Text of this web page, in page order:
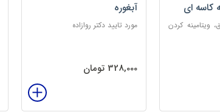
کاسه ای
ویتامینه کردن
آبغوره
مورد تایید دکتر روازاده
328,000 تومان